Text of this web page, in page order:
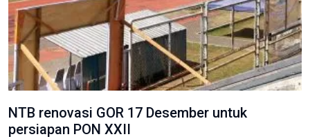
NTB renovasi GOR 17 Desember untuk
persiapan PON XXII